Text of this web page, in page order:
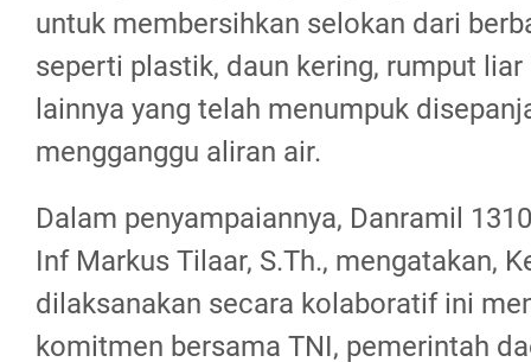
untuk membersihkan selokan dari
seperti plastik, daun kering, rumput
lainnya yang telah menumpuk
mengganggu aliran air.
Dalam penyampaiannya, Danramil
Inf Markus Tilaar, S.Th., mengatakan,
dilaksanakan secara kolaboratif ini
komitmen bersama TNI, pemerintah